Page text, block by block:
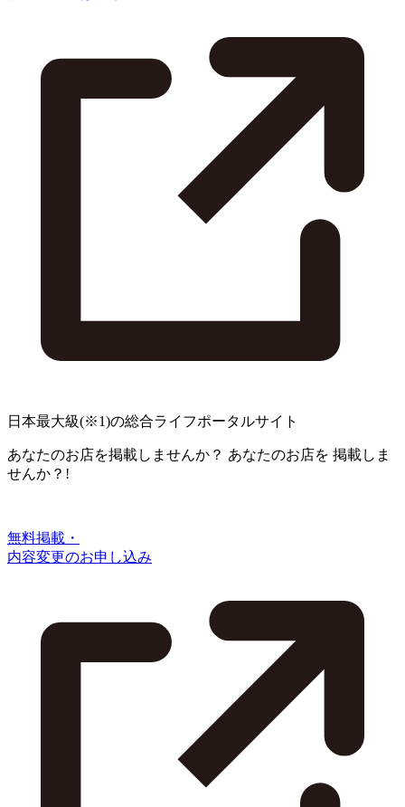
日本最大級(※1)の総合ライフポータルサイト
あなたのお店を掲載しませんか？ あなたのお店を 掲載しま
せんか？!
無料掲載・
内容変更のお申し込み